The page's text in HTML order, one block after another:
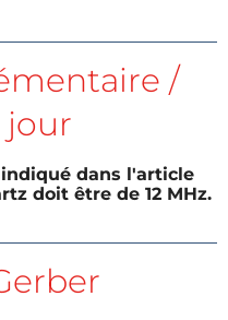
/
jour
dans l'article
doit être de 12 MHz.